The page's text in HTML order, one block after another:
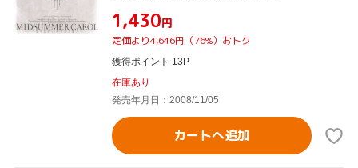
¥1,430円
定価より4,646円（76%）おトク
獲得ポイント 13P
在庫あり
発売年月日：2008/11/05
カートへ追加